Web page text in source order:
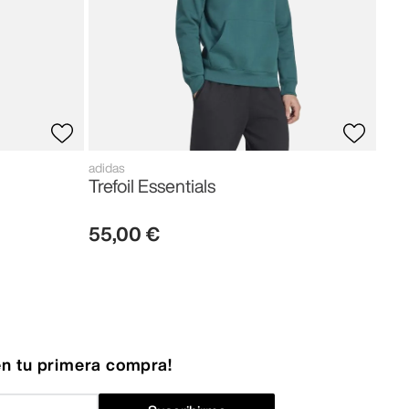
adidas
Trefoil Essentials
55,00 €
tu primera compra!